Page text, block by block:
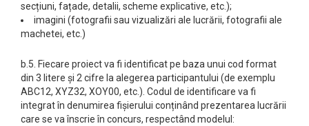
secțiuni, fațade, detalii, scheme explicative, etc.);
imagini (fotografii sau vizualizări ale lucrării, fotografii ale
machetei, etc.)
b.5. Fiecare proiect va fi identificat pe baza unui cod format
din 3 litere și 2 cifre la alegerea participantului (de exemplu
ABC12, XYZ32, XOY00, etc.). Codul de identificare va fi
integrat în denumirea fișierului conținând prezentarea lucrării
care se va înscrie în concurs, respectând modelul: